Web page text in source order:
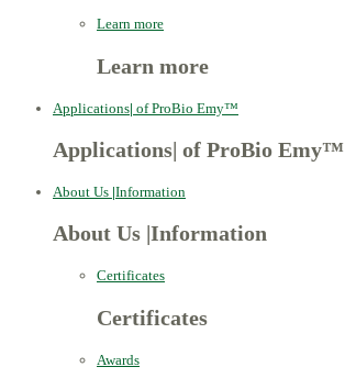
Learn more
Learn more
Applications| of ProBio Emy™
Applications of ProBio Emy™
About Us |Information
About Us Information
Certificates
Certificates
Awards